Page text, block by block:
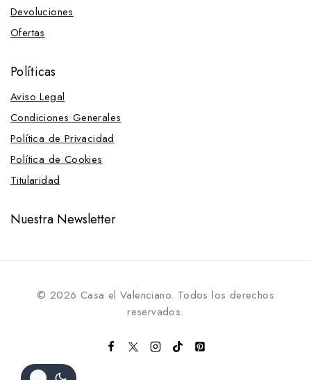
Devoluciones
Ofertas
Políticas
Aviso Legal
Condiciones Generales
Política de Privacidad
Política de Cookies
Titularidad
Nuestra Newsletter
© 2026 Casa el Valenciano. Todos los derechos
reservados.